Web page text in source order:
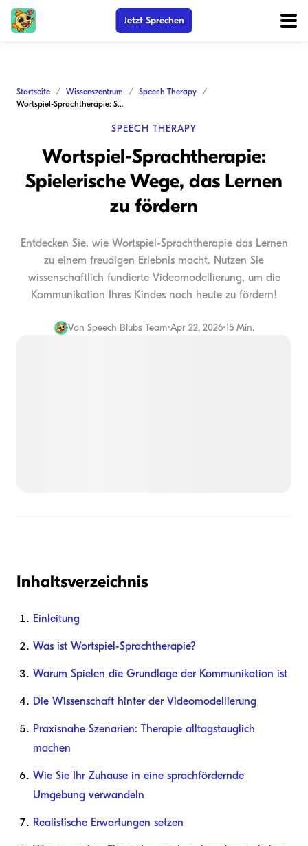
Jetzt Sprechen
Startseite Wissenszentrum
Speech Therapy
Wortspiel-Sprachtherapie: Spielerische Wege, das Lernen zu fördern
SPEECH THERAPY
Wortspiel-Sprachtherapie:
Spielerische Wege, das Lernen
zu fördern
Entdecken Sie, wie Wortspiel-Sprachtherapie das Lernen
zu einem freudigen Erlebnis macht. Nutzen Sie
wissenschaftlich fundierte Videomodellierung, um die
Kommunikation Ihres Kindes noch heute zu fördern!
Von Speech Blubs Team•Apr 22, 2026•15 Min.
Inhaltsverzeichnis
Einleitung
Was ist Wortspiel-Sprachtherapie?
Warum Spielen die Grundlage der Kommunikation ist
Die Wissenschaft hinter der Videomodellierung
Praxisnahe Szenarien: Therapie alltagstauglich
machen
Wie Sie Ihr Zuhause in eine sprachfördernde
Umgebung verwandeln
Realistische Erwartungen setzen